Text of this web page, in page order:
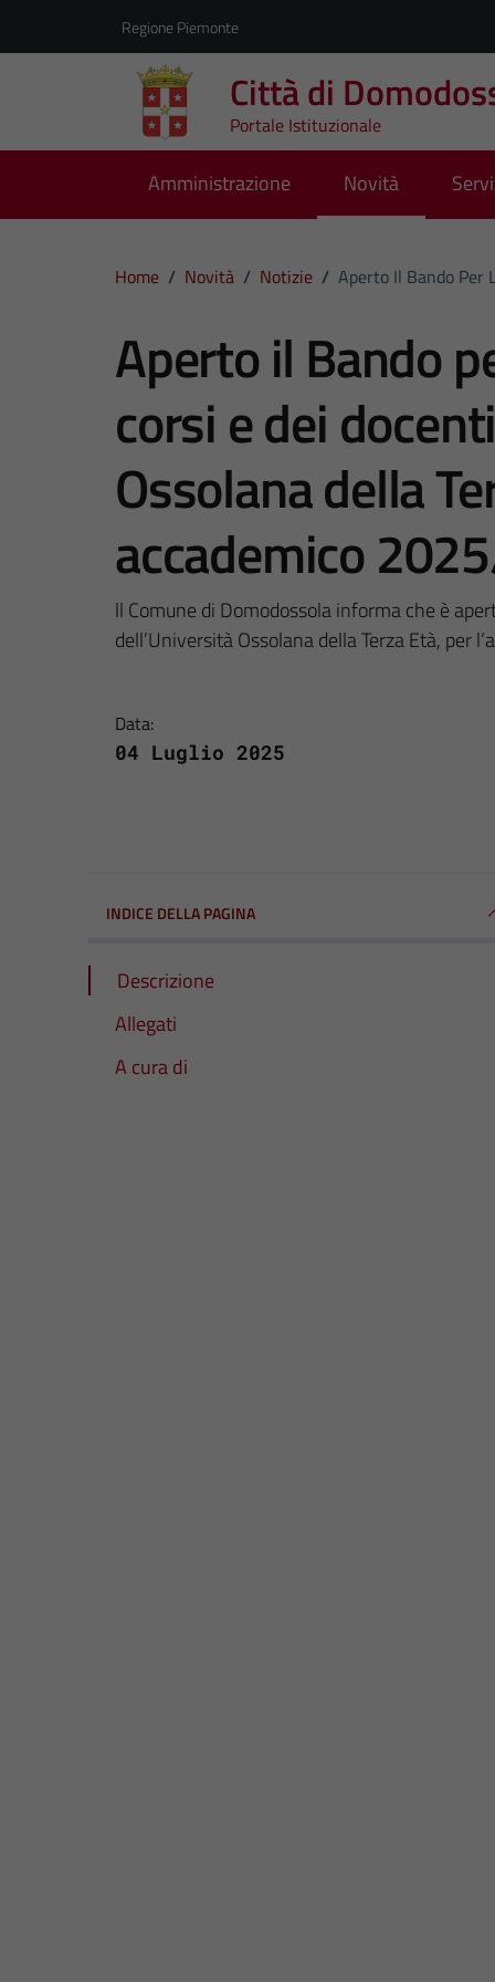
Regione Piemonte
Città di
Portale Istituzionale
Amministrazione Novità
Home / Novità / Notizie / Aperto Il Bando Per
Aperto il Bando
corsi e dei
Ossolana della
accademico
ll Comune di Domodossola informa che è
dell’Università Ossolana della Terza Età, per
Data:
04 Luglio 2025
INDICE DELLA PAGINA
Descrizione
Allegati
A cura di